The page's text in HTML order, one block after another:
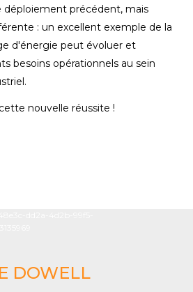
précédent, mais
: un excellent exemple de la
d'énergie peut évoluer et
besoins opérationnels au sein
nouvelle réussite !
DOWELL